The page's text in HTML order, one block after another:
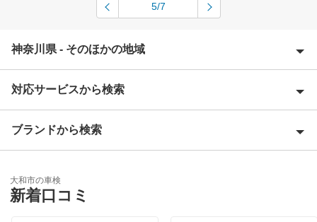
5/7
神奈川県 - そのほかの地域
愛甲郡
足柄下郡
厚木市
綾瀬市
対応サービスから検索
Award 受賞店
特典あり
ブランドから検索
「車検の速太郎」
大和市の車検
新着口コミ